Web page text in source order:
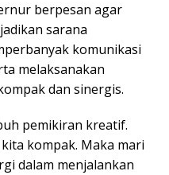
berpesan agar
sarana
komunikasi
melaksanakan
dan sinergis.
pemikiran kreatif.
kompak. Maka mari
dalam menjalankan